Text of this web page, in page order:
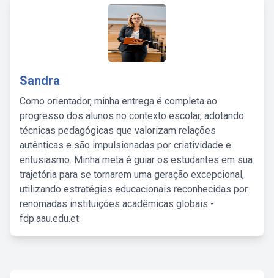
Sandra
Como orientador, minha entrega é completa ao
progresso dos alunos no contexto escolar, adotando
técnicas pedagógicas que valorizam relações
autênticas e são impulsionadas por criatividade e
entusiasmo. Minha meta é guiar os estudantes em sua
trajetória para se tornarem uma geração excepcional,
utilizando estratégias educacionais reconhecidas por
renomadas instituições acadêmicas globais -
fdp.aau.edu.et.